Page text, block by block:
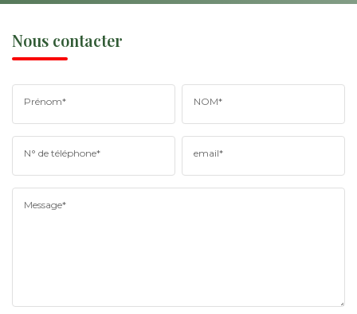
Nous contacter
Prénom* NOM*
N° de téléphone* email*
Message*